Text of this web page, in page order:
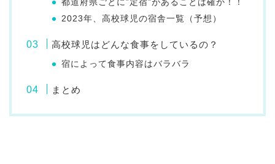
都道府県ごとに‟定宿”があることは確か！！
2023年、高校球児の宿舎一覧（予想）
高校球児はどんな食事をしているの？
宿によって食事内容はバラバラ
まとめ